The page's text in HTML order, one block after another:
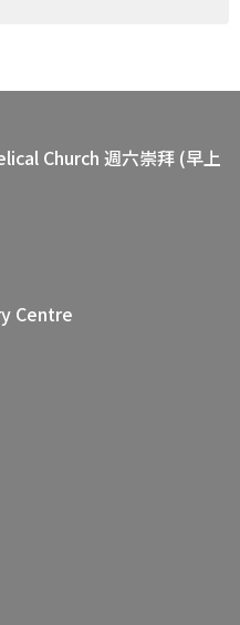
Church 週六崇拜 (早上
Centre